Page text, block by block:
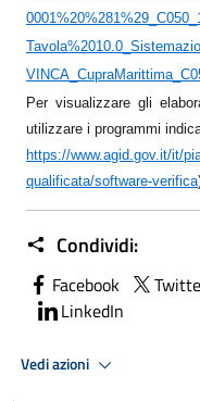
Per visualizzare gli
utilizzare i programmi
https://www.agid.gov.it/it/
qualificata/software-verifica
Condividi:
Facebook
LinkedIn
Vedi azioni